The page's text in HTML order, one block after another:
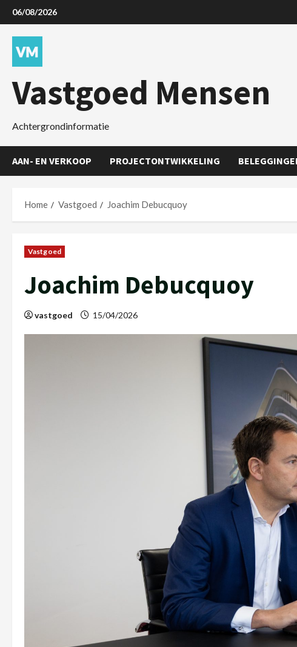
06/08/2026
Vastgoed Mensen
Achtergrondinformatie
AAN- EN VERKOOP PROJECTONTWIKKELING
Home Vastgoed Joachim Debucquoy
Vastgoed
Joachim Debucquoy
vastgoed 15/04/2026